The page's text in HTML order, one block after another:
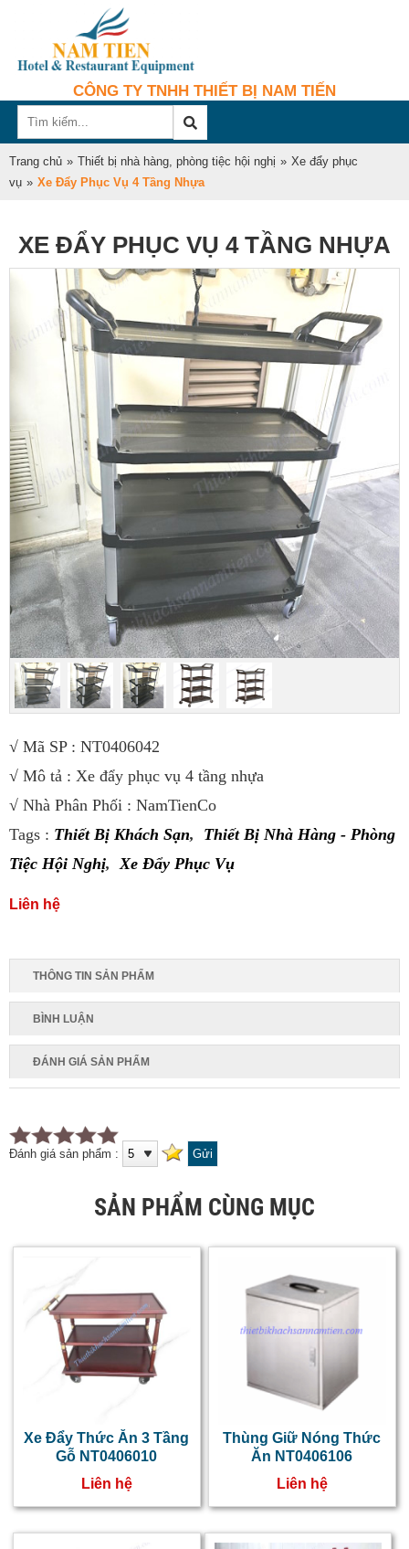
CÔNG TY TNHH THIẾT BỊ NAM TIẾN
Trang chủ » Thiết bị nhà hàng, phòng tiệc hội nghị » Xe đẩy phục
vụ » Xe Đẩy Phục Vụ 4 Tầng Nhựa
XE ĐẨY PHỤC VỤ 4 TẦNG NHỰA
√ Mã SP : NT0406042
√ Mô tả : Xe đẩy phục vụ 4 tầng nhựa
√ Nhà Phân Phối : NamTienCo
Tags : Thiết Bị Khách Sạn, Thiết Bị Nhà Hàng - Phòng
Tiệc Hội Nghị,Xe Đẩy Phục Vụ
Liên hệ
THÔNG TIN SẢN PHẨM
BÌNH LUẬN
ĐÁNH GIÁ SẢN PHẨM
Đánh giá sản phẩm :
SẢN PHẨM CÙNG MỤC
Xe Đẩy Thức Ăn 3 Tầng
Gỗ NT0406010
Liên hệ
Thùng Giữ Nóng Thức
Ăn NT0406106
Liên hệ